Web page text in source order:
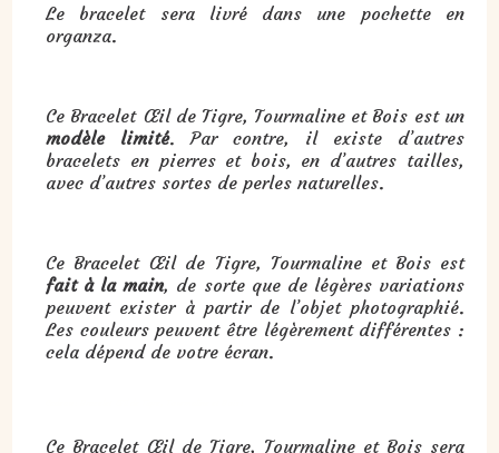
Le bracelet sera livré dans une pochette en
organza.
Ce Bracelet Œil de Tigre, Tourmaline et Bois est un
modèle limité. Par contre, il existe d’autres
bracelets en pierres et bois, en d’autres tailles,
avec d’autres sortes de perles naturelles.
Ce Bracelet Œil de Tigre, Tourmaline et Bois est
fait à la main, de sorte que de légères variations
peuvent exister à partir de l’objet photographié.
Les couleurs peuvent être légèrement différentes :
cela dépend de votre écran.
Ce Bracelet Œil de Tigre, Tourmaline et Bois sera